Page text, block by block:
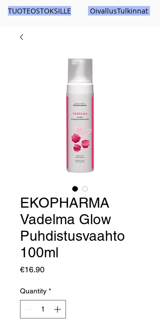
TUOTEOSTOKSILLE
OivallusTulkinnat
EKOPHARMA
Vadelma Glow
Puhdistusvaahto
100ml
€16.90Price
Quantity *